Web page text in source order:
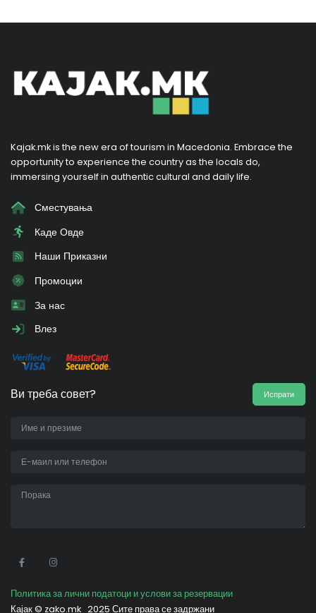
Kajak.mk is the new era of tourism in Macedonia. Embrace the
opportunity to experience the country as the locals do,
immersing yourself in authentic cultural and daily life.
Сместувања
Каде Овде
Наши Приказни
Промоции
За нас
Влез
Ви треба совет? Испрати
Политика за лични податоци и услови за резервации
Кајак © zako.mk 2025 Сите права се задржани